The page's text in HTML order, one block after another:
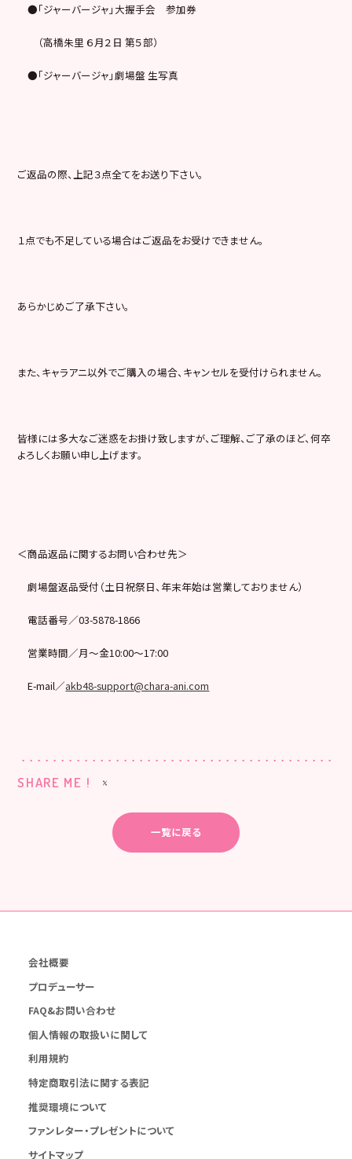
●「ジャーバージャ」大握手会 参加券
（高橋朱里 ６月２日 第５部）
●「ジャーバージャ」劇場盤 生写真
ご返品の際、上記３点全てをお送り下さい。
１点でも不足している場合はご返品をお受けできません。
あらかじめご了承下さい。
また、キャラアニ以外でご購入の場合、キャンセルを受付けられません。
皆様には多大なご迷惑をお掛け致しますが、ご理解、ご了承のほど、何卒
よろしくお願い申し上げます。
＜商品返品に関するお問い合わせ先＞
劇場盤返品受付（土日祝祭日、年末年始は営業しておりません）
電話番号／03-5878-1866
営業時間／月～金10:00～17:00
E-mail／akb48-support@chara-ani.com
SHARE ME !
一覧に戻る
会社概要
プロデューサー
FAQ&お問い合わせ
個人情報の取扱いに関して
利用規約
特定商取引法に関する表記
推奨環境について
ファンレター・プレゼントについて
サイトマップ